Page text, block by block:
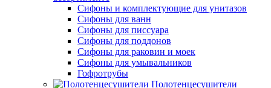
Сифоны и комплектующие для унитазов
Сифоны для ванн
Сифоны для писсуара
Сифоны для поддонов
Сифоны для раковин и моек
Сифоны для умывальников
Гофротрубы
Полотенцесушители